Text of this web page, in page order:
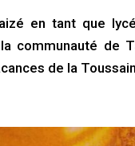
en tant que
communauté de
de la